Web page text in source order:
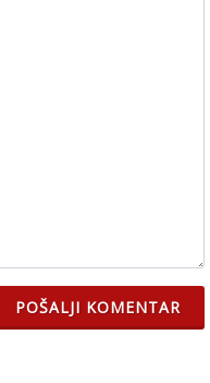
POŠALJI KOMENTAR